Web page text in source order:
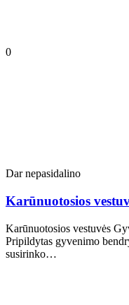
0
Dar nepasidalino
Karūnuotosios
Karūnuotosios vestuvės
Pripildytas gyvenimo
susirinko…